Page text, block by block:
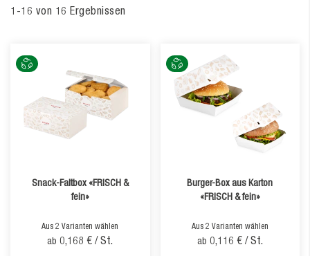
1 -16 von 16 Ergebnissen
Snack-Faltbox «FRISCH &
fein»
Aus 2 Varianten wählen
ab 0,168 € / St.
Burger-Box aus Karton
«FRISCH & fein»
Aus 2 Varianten wählen
ab 0,116 € / St.